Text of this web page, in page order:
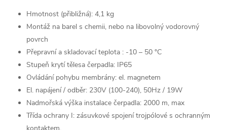
Hmotnost (přibližná): 4,1 kg
Montáž na barel s chemii, nebo na libovolný vodorovný
povrch
Přepravní a skladovací teplota : -10 – 50 °C
Stupeň krytí tělesa čerpadla: IP65
Ovládání pohybu membrány: el. magnetem
El. napájení / odběr: 230V (100-240), 50Hz / 19W
Nadmořská výška instalace čerpadla: 2000 m, max
Třída ochrany I: zásuvkové spojení trojpólové s ochranným